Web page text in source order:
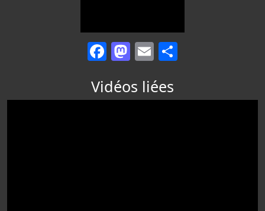
Facebook
Mastodon
Email
Vidéos liées